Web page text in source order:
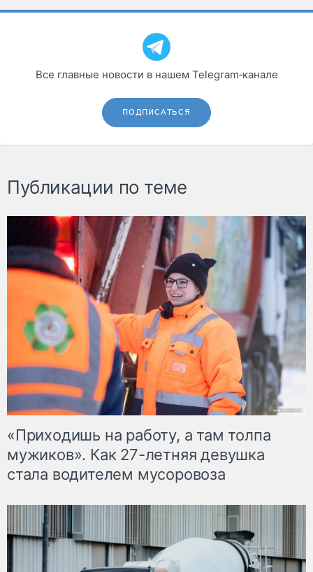
Все главные новости в нашем Telegram‑канале
ПОДПИСАТЬСЯ
Публикации по теме
«Приходишь на работу, а там толпа
мужиков». Как 27-летняя девушка
стала водителем мусоровоза